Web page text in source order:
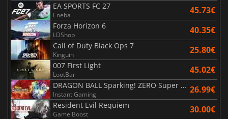
EA SPORTS FC 27
Eneba 45.73€
Forza Horizon 6
LDShop 40.35€
Call of Duty Black Ops 7
Kinguin 25.80€
007 First Light
LootBar 45.02€
DRAGON BALL Sparking! ZERO Super Limit Breaking NEO
Instant Gaming 26.99€
Resident Evil Requiem
Game Boost 30.00€